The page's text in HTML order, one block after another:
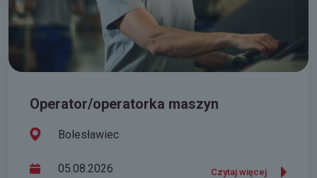
Operator/operatorka maszyn
Bolesławiec
05.08.2026 Czytaj więcej